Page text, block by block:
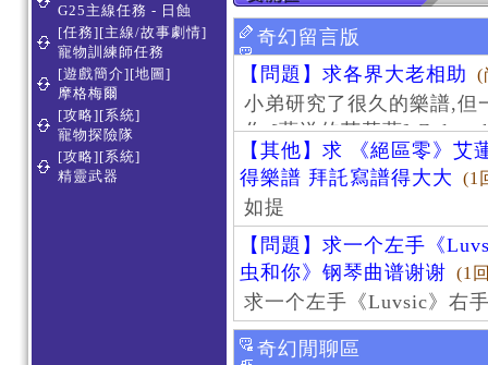
G25主線任務 - 日蝕
[任務][主線/故事劇情]
寵物訓練師任務
[遊戲簡介][地圖]
摩格梅爾
[攻略][系統]
寵物探險隊
[攻略][系統]
精靈武器
奇幻留言版
【問題】求各界大老相助
(
小弟研究了很久的樂譜,但
作 [葬送的芙莉蓮]-
【其他】求 《絕區零》艾
得樂譜 拜託寫譜得大大
(1
如提
【問題】求一个左手《
虫和你》钢琴曲谱谢谢 (1
求一个左手《Luvsic》右
奇幻閒聊區